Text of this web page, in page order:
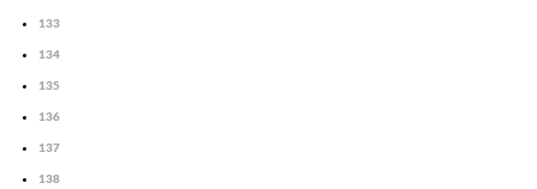
133
134
135
136
137
138